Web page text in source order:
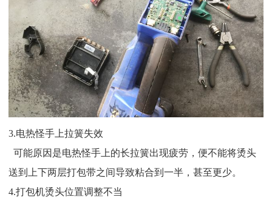
3.电热怪手上拉簧失效
可能原因是电热怪手上的长拉簧出现疲劳，便不能将烫头
送到上下两层打包带之间导致粘合到一半，甚至更少。
4.打包机烫头位置调整不当